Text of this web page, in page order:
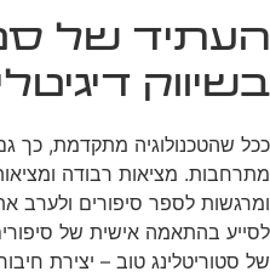
העתיד של
בשיווק
ככל שהטכנולוגיה מתקדמת, כך
מתרחבות. מציאות רבודה
ומרגשות לספר סיפורים ולערב
לסייע בהתאמה אישית של
של סטוריטלינג טוב – יצירת